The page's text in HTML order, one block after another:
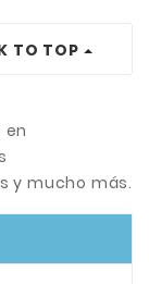
TO TOP
en
y mucho más.